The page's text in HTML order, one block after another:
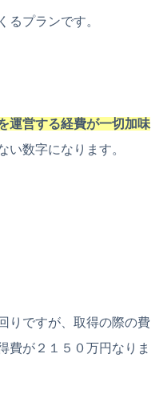
るプランです。
運営する経費が一切加味
い数字になります。
りですが、取得の際の費
費が２１５０万円なりま